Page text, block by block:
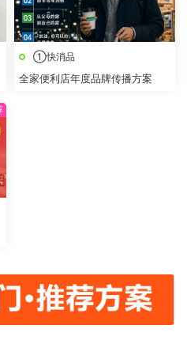
①快消品
全家便利店年度品牌传播方案